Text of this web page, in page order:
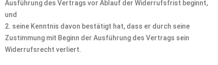
Ausführung des Vertrags vor Ablauf der Widerrufsfrist beginnt,
und
2. seine Kenntnis davon bestätigt hat, dass er durch seine
Zustimmung mit Beginn der Ausführung des Vertrags sein
Widerrufsrecht verliert.